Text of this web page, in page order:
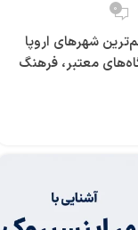
0
شهرهای اروپا
معتبر، فرهنگ